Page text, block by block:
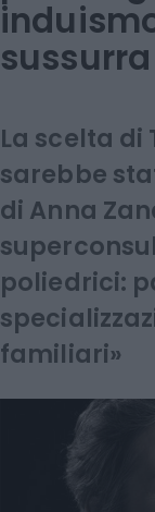
La scelta di
sarebbe
di Anna
poliedrici:
familiari»